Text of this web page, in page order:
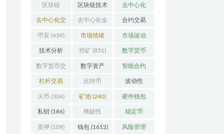
(175) (5442) 场(701)
区块链
(4599)
区块链技术
(528)
去中心化
(4087)
去中心化交
易所 (196)
去中心化金
融(111)
合约交易
(182)
币安 (439) 市场情绪
(337)
市场波动
(279)
技术分析
(148)
挖矿 (851) 数字货币
(8679)
数字货币交
易(150)
数字资产
(286)
智能合约
(532)
杠杆交易
(231)
比特币
(2378)
波动性
(352)
火币 (306) 矿池 (240) 硬件钱包
(170)
私钥 (186) 稀缺性
(193)
稳定币
(112)
质押 (109) 钱包(1612) 风险管理